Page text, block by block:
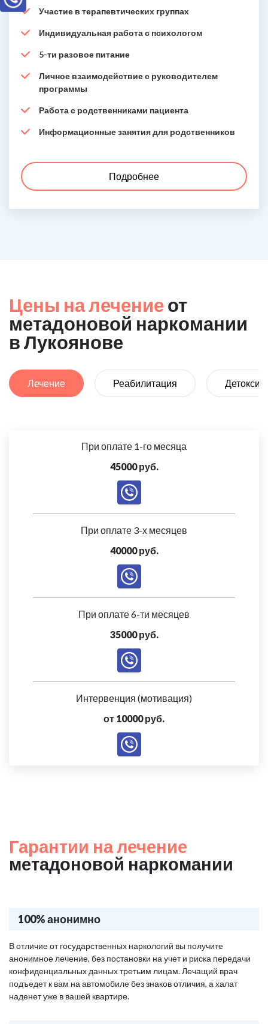
Участие в терапевтических группах
Индивидуальная работа с психологом
5-ти разовое питание
Личное взаимодействие с руководителем
программы
Работа с родственниками пациента
Информационные занятия для родственников
Подробнее
Цены на лечение от
метадоновой наркомании
в Лукоянове
Лечение Реабилитация
При оплате 1-го месяца
45000 руб.
При оплате 3-х месяцев
40000 руб.
При оплате 6-ти месяцев
35000 руб.
Интервенция (мотивация)
от 10000 руб.
Гарантии на лечение
метадоновой наркомании
100% анонимно
В отличие от государственных наркологий вы получите
анонимное лечение, без постановки на учет и риска передачи
конфиденциальных данных третьим лицам. Лечащий врач
подъедет к вам на автомобиле без знаков отличия, а халат
наденет уже в вашей квартире.